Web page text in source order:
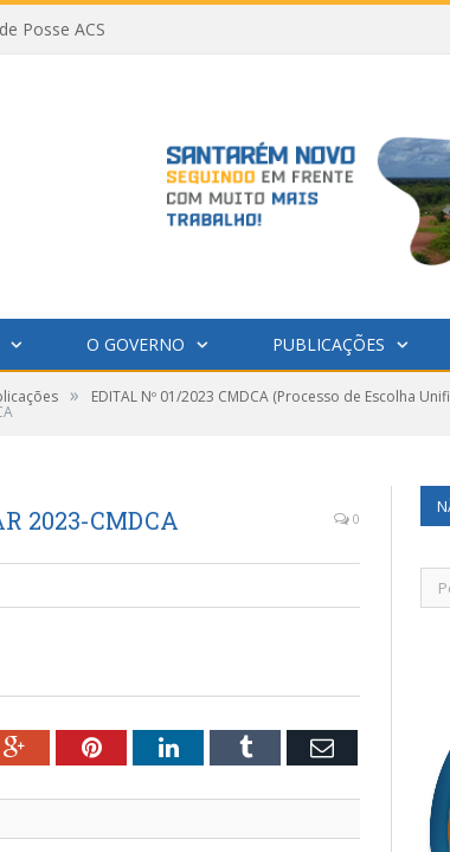
Posse ACS
O GOVERNO PUBLICAÇÕES
» EDITAL Nº 01/2023 CMDCA (Processo de Escolha
2023-CMDCA 0
Google+PinterestLinkedInTumblr Email